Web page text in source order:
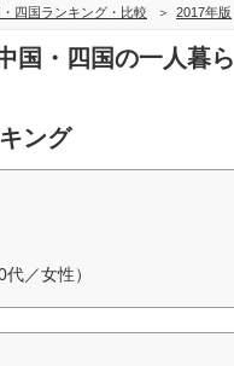
四国ランキング・比較 2017年版
国・四国の一人暮
ング
／女性）